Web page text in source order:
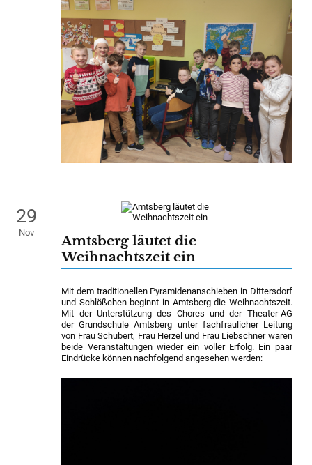
29
Nov
Amtsberg läutet die
Weihnachtszeit ein
Mit dem traditionellen Pyramidenanschieben in Dittersdorf
und Schlößchen beginnt in Amtsberg die Weihnachtszeit.
Mit der Unterstützung des Chores und der Theater-AG
der Grundschule Amtsberg unter fachfraulicher Leitung
von Frau Schubert, Frau Herzel und Frau Liebschner waren
beide Veranstaltungen wieder ein voller Erfolg. Ein paar
Eindrücke können nachfolgend angesehen werden: